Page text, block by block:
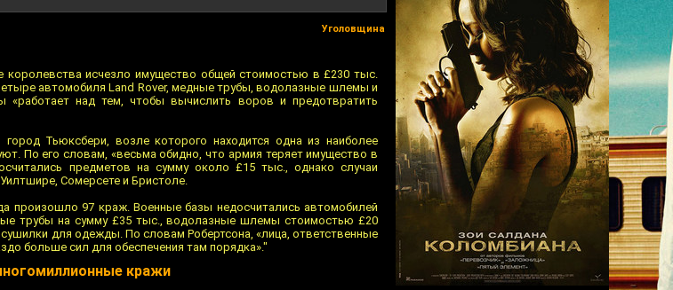
Уголовщина
королевства исчезло имущество общей стоимостью в £230 тыс.
автомобиля Land Rover, медные трубы, водолазные шлемы и
«работает над тем, чтобы вычислить воров и предотвратить
Тьюксбери, возле которого находится одна из наиболее
По его словам, «весьма обидно, что армия теряет имущество в
предметов на сумму около £15 тыс., однако случаи
Сомерсете и Бристоле.
произошло 97 краж. Военные базы недосчитались автомобилей
трубы на сумму £35 тыс., водолазные шлемы стоимостью £20
для одежды. По словам Робертсона, «лица, ответственные
больше сил для обеспечения там порядка»."
кражи